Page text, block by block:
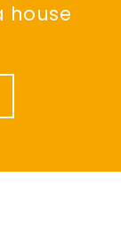
house